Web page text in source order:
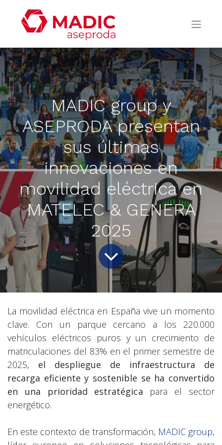
MADIC group y
ASEPRODA presentan
sus últimas
innovaciones en
movilidad eléctrica en
MATELEC & GENERA
2025
La movilidad eléctrica en España vive un momento
clave. Con un parque cercano a los 220.000
vehículos eléctricos puros y un crecimiento de
matriculaciones del 83% en el primer semestre de
2025, el despliegue de infraestructura de
recarga eficiente y sostenible se ha convertido
en una prioridad estratégica para el sector
energético.
En este contexto de transformación, MADIC group,